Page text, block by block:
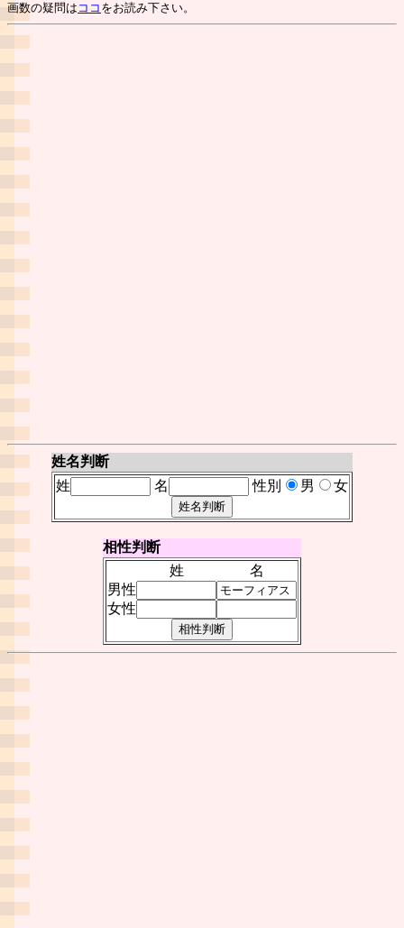
画数の疑問は ココ をお読み下さい。
姓名判断
姓
名 性別 男 女
相性判断
姓
名
男性
女性